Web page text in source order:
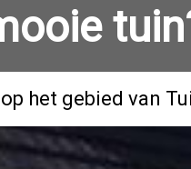
het gebied van